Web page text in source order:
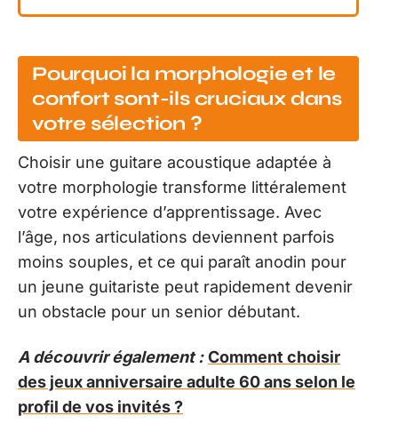
Pourquoi la morphologie et le
confort sont-ils cruciaux dans
votre sélection ?
Choisir une guitare acoustique adaptée à
votre morphologie transforme littéralement
votre expérience d’apprentissage. Avec
l’âge, nos articulations deviennent parfois
moins souples, et ce qui paraît anodin pour
un jeune guitariste peut rapidement devenir
un obstacle pour un senior débutant.
A découvrir également : Comment choisir
des jeux anniversaire adulte 60 ans selon le
profil de vos invités ?